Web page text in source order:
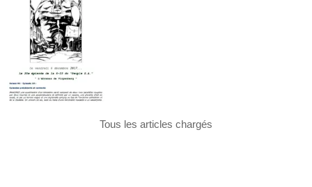
Tous les articles chargés